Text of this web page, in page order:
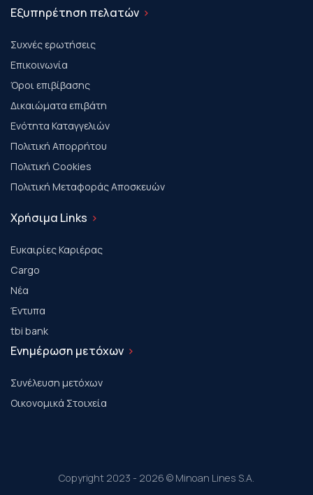
Εξυπηρέτηση πελατών
Συχνές ερωτήσεις
Επικοινωνία
Όροι επιβίβασης
Δικαιώματα επιβάτη
Ενότητα Καταγγελιών
Πολιτική Απορρήτου
Πολιτική Cookies
Πολιτική Μεταφοράς Αποσκευών
Χρήσιμα Links
Ευκαιρίες Καριέρας
Cargo
Νέα
Έντυπα
tbi bank
Ενημέρωση μετόχων
Συνέλευση μετόχων
Οικονομικά Στοιχεία
Copyright 2023 - 2026 © Minoan Lines S.A.